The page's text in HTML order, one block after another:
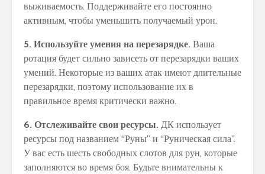
выживаемость. Поддерживайте его постоянно
активным, чтобы уменьшить получаемый урон.
5. Используйте умения на перезарядке. Ваша
ротация будет сильно зависеть от перезарядки ваших
умений. Некоторые из ваших атак имеют длительные
перезарядки, поэтому использование их в
правильное время критически важно.
6. Отслеживайте свои ресурсы. ДК использует
ресурсы под названием “Руны” и “Руническая сила”.
У вас есть шесть свободных слотов для рун, которые
заполняются во время боя. Будьте внимательны к